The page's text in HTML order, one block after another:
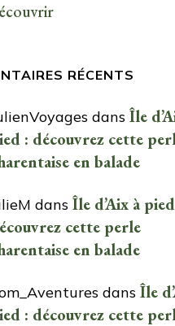
RÉCENTS
dans Île
: découvrez cette
en balade
dans Île d’Aix à
cette perle
en balade
dans Île
: découvrez cette